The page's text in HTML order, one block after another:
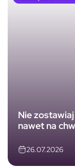
Nie
nawet na
26.07.2026